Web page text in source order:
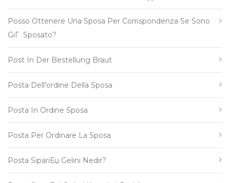
Posso Ottenere Una Sposa Per Corrispondenza Se Sono
GiГ Sposato?
Post In Der Bestellung Braut
Posta Dell'ordine Della Sposa
Posta In Ordine Sposa
Posta Per Ordinare La Sposa
Posta SipariЕџ Gelini Nedir?